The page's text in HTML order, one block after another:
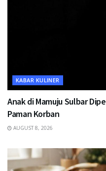
KABAR KULINER
Anak di Mamuju Sulbar
Paman Korban
AUGUST 8, 2026